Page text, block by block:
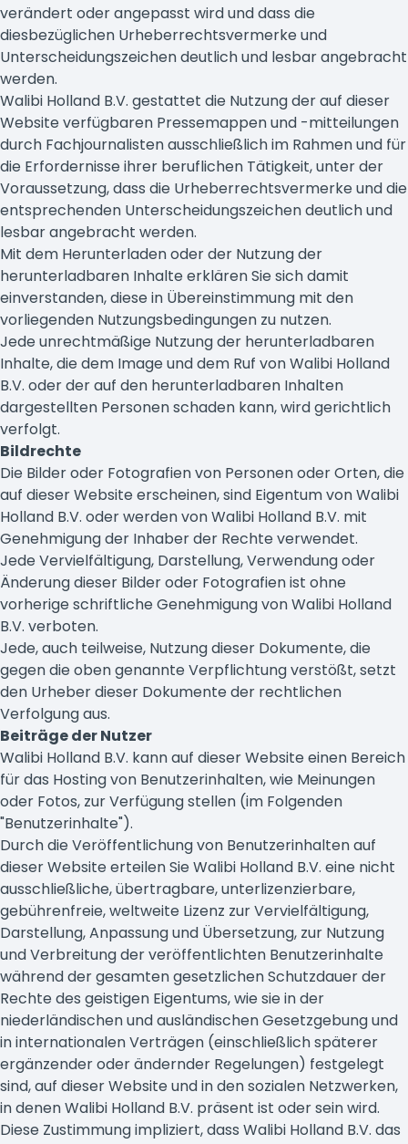
verändert oder angepasst wird und dass die
diesbezüglichen Urheberrechtsvermerke und
Unterscheidungszeichen deutlich und lesbar angebracht
werden.
Walibi Holland B.V. gestattet die Nutzung der auf dieser
Website verfügbaren Pressemappen und -mitteilungen
durch Fachjournalisten ausschließlich im Rahmen und für
die Erfordernisse ihrer beruflichen Tätigkeit, unter der
Voraussetzung, dass die Urheberrechtsvermerke und die
entsprechenden Unterscheidungszeichen deutlich und
lesbar angebracht werden.
Mit dem Herunterladen oder der Nutzung der
herunterladbaren Inhalte erklären Sie sich damit
einverstanden, diese in Übereinstimmung mit den
vorliegenden Nutzungsbedingungen zu nutzen.
Jede unrechtmäßige Nutzung der herunterladbaren
Inhalte, die dem Image und dem Ruf von Walibi Holland
B.V. oder der auf den herunterladbaren Inhalten
dargestellten Personen schaden kann, wird gerichtlich
verfolgt.
Bildrechte
Die Bilder oder Fotografien von Personen oder Orten, die
auf dieser Website erscheinen, sind Eigentum von Walibi
Holland B.V. oder werden von Walibi Holland B.V. mit
Genehmigung der Inhaber der Rechte verwendet.
Jede Vervielfältigung, Darstellung, Verwendung oder
Änderung dieser Bilder oder Fotografien ist ohne
vorherige schriftliche Genehmigung von Walibi Holland
B.V. verboten.
Jede, auch teilweise, Nutzung dieser Dokumente, die
gegen die oben genannte Verpflichtung verstößt, setzt
den Urheber dieser Dokumente der rechtlichen
Verfolgung aus.
Beiträge der Nutzer
Walibi Holland B.V. kann auf dieser Website einen Bereich
für das Hosting von Benutzerinhalten, wie Meinungen
oder Fotos, zur Verfügung stellen (im Folgenden
"Benutzerinhalte").
Durch die Veröffentlichung von Benutzerinhalten auf
dieser Website erteilen Sie Walibi Holland B.V. eine nicht
ausschließliche, übertragbare, unterlizenzierbare,
gebührenfreie, weltweite Lizenz zur Vervielfältigung,
Darstellung, Anpassung und Übersetzung, zur Nutzung
und Verbreitung der veröffentlichten Benutzerinhalte
während der gesamten gesetzlichen Schutzdauer der
Rechte des geistigen Eigentums, wie sie in der
niederländischen und ausländischen Gesetzgebung und
in internationalen Verträgen (einschließlich späterer
ergänzender oder ändernder Regelungen) festgelegt
sind, auf dieser Website und in den sozialen Netzwerken,
in denen Walibi Holland B.V. präsent ist oder sein wird.
Diese Zustimmung impliziert, dass Walibi Holland B.V. das